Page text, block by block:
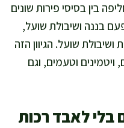
בין בסיסי פירות שונים
בננה ושיבולת שועל,
שועל. הגיוון הזה
וטעמים, וגם
בלי לאבד רכות